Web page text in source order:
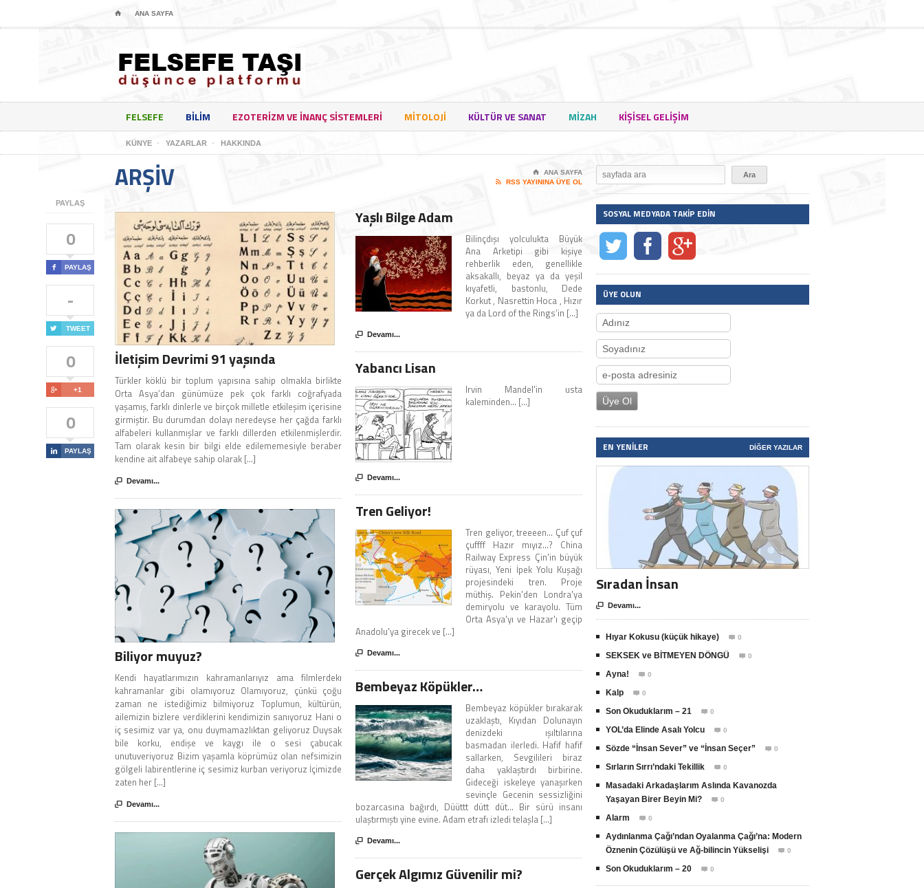
⌂ ANA SAYFA
FELSEFE BILIM EZOTERIZM VE INANÇ SISTEMLERI MITOLOJI KÜLTÜR VE SANAT MIZAH KIŞISEL GELIŞIM
KÜNYE YAZARLAR HAKKINDA
PAYLAŞ
0
 PAYLAŞ
-
 TWEET
0
 +1
0
 PAYLAŞ
ARŞIV ⌂
ANA SAYFA

RSS YAYININA ÜYE OL
İletişim Devrimi 91 yaşında
Türkler köklü bir toplum yapısına sahip olmakla birlikte
Orta Asya’dan günümüze pek çok farklı coğrafyada
yaşamış, farklı dinlerle ve birçok milletle etkileşim içerisine
girmiştir. Bu durumdan dolayı neredeyse her çağda farklı
alfabeleri kullanmışlar ve farklı dillerden etkilenmişlerdir.
Tam olarak kesin bir bilgi elde edilememesiyle beraber
kendine ait alfabeye sahip olarak [...]
 Devamı...
Biliyor muyuz?
Kendi hayatlarımızın kahramanlarıyız ama filmlerdekı
kahramanlar gibi olamıyoruz Olamıyoruz, çünkü çoğu
zaman ne istediğimiz bilmiyoruz Toplumun, kültürün,
ailemizin bizlere verdiklerini kendimizin sanıyoruz Hani o
iç sesimiz var ya, onu duymamazlıktan geliyoruz Duysak
bile korku, endişe ve kaygı ile o sesi çabucak
unutuveriyoruz Bizim yaşamla köprümüz olan nefsimizin
gölgeli labirentlerine iç sesimiz kurban veriyoruz İçimizde
zaten her [...]
 Devamı...
Yaşlı Bilge Adam
Bilinçdışı yolculukta Büyük
Ana Arketipi gibi kişiye
rehberlik eden, genellikle
aksakallı, beyaz ya da yeşil
kıyafetli, bastonlu, Dede
Korkut , Nasrettin Hoca , Hızır
ya da Lord of the Rings’in [...]
 Devamı...
Yabancı Lisan
Irvin Mandel'in usta
kaleminden... [...]
 Devamı...
Tren Geliyor!
Tren geliyor, treeeen... Çuf çuf
çuffff Hazır mıyız...? China
Railway Express Çin'in büyük
rüyası, Yeni İpek Yolu Kuşağı
projesindeki tren. Proje
müthiş. Pekin'den Londra'ya
demiryolu ve karayolu. Tüm
Orta Asya'yı ve Hazar'ı geçip
Anadolu'ya girecek ve [...]
 Devamı...
Bembeyaz Köpükler…
Bembeyaz köpükler bırakarak
uzaklaştı, Kıyıdan Dolunayın
denizdeki ışıltılarına
basmadan ilerledi. Hafif hafif
sallarken, Sevgilileri biraz
daha yaklaştırdı birbirine.
Gideceği iskeleye yanaşırken
sevinçle Gecenin sessizliğini
bozarcasına bağırdı, Düüttt dütt düt... Bir sürü insanı
ulaştırmıştı yine evine. Adam etrafı izledi telaşla [...]
 Devamı...
Gerçek Algımız Güvenilir mi?
SOSYAL MEDYADA TAKIP EDIN
ÜYE OLUN
EN YENILER DIĞER YAZILAR
Sıradan İnsan
 Devamı...
Hıyar Kokusu (küçük hikaye)  0
SEKSEK ve BİTMEYEN DÖNGÜ  0
Ayna!  0
Kalp  0
Son Okuduklarım – 21  0
YOL’da Elinde Asalı Yolcu  0
Sözde “İnsan Sever” ve “İnsan Seçer”  0
Sırların Sırrı’ndaki Tekillik  0
Masadaki Arkadaşlarım Aslında Kavanozda
Yaşayan Birer Beyin Mi?
 0
Alarm  0
Aydınlanma Çağı’ndan Oyalanma Çağı’na: Modern
Öznenin Çözülüşü ve Ağ-bilincin Yükselişi
 0
Son Okuduklarım – 20  0